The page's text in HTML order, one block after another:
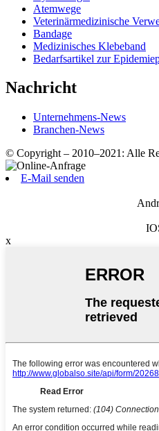
Atemwege
Veterinärmedizinische
Bandage
Medizinisches Klebeband
Bedarfsartikel zur
Nachricht
Unternehmens-News
Branchen-News
© Copyright – 2010–2021: Alle
E-Mail senden
x